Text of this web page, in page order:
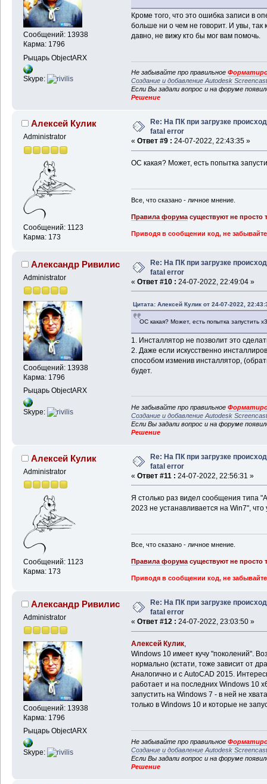
Сообщений: 13938
Карма: 1796
Рыцарь ObjectARX
Skype:
Кроме того, что это ошибка записи в
больше ни о чем не говорит. И увы, так
давно, не вижу кто бы мог вам помочь.
Не забывайте про правильное
Создание и добавление Autodesk
Если Вы задали вопрос и на форуме
Решение
Алексей Кулик
Administrator
Сообщений: 1123
Карма: 173
Re: На ПК при загрузке
fatal error
« Ответ #9 : 24-07-2022, 22:43:35 »
ОС какая? Может, есть попытка
Все, что сказано - личное мнение.
Правила форумасуществуют не просто
Приводя в сообщении код, не
Александр Ривилис
Administrator
Сообщений: 13938
Карма: 1796
Рыцарь ObjectARX
Skype:
Re: На ПК при загрузке
fatal error
« Ответ #10 : 24-07-2022, 22:49:04 »
Цитата: Алексей Кулик от 24-07-2022,
ОС какая? Может, есть попытка запустить
1. Инсталлятор не позволит это
2. Даже если искусственно
способом изменив инсталлятор,
будет.
Не забывайте про правильное
Создание и добавление Autodesk
Если Вы задали вопрос и на форуме
Решение
Алексей Кулик
Administrator
Сообщений: 1123
Карма: 173
Re: На ПК при загрузке
fatal error
« Ответ #11 : 24-07-2022, 22:56:31 »
Я столько раз видел сообщения типа
2023 не устанавливается на Win7",
Все, что сказано - личное мнение.
Правила форумасуществуют не просто
Приводя в сообщении код, не
Александр Ривилис
Administrator
Сообщений: 13938
Карма: 1796
Рыцарь ObjectARX
Skype:
Re: На ПК при загрузке
fatal error
« Ответ #12 : 24-07-2022, 23:03:50 »
Алексей Кулик,
Windows 10 имеет кучу "поколений".
нормально (кстати, тоже зависит от
Аналогично и с AutoCAD 2015.
работает и на последних Windows 10
запустить на Windows 7 - в ней не
только в Windows 10 и которые не
Не забывайте про правильное
Создание и добавление Autodesk
Если Вы задали вопрос и на форуме
Решение